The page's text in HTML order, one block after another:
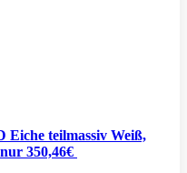
teilmassiv Weiß,
350,46€